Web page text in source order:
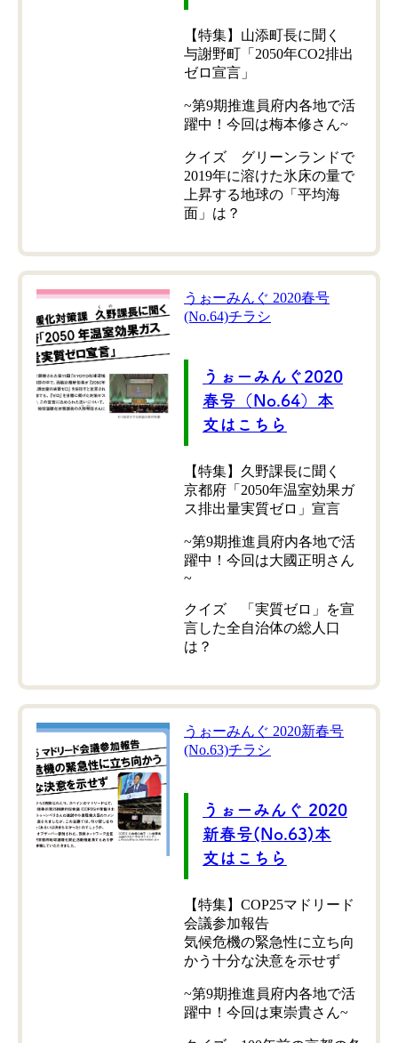
【特集】山添町長に聞く
与謝野町「2050年CO2排出
ゼロ宣言」
~第9期推進員府内各地で活
躍中！今回は梅本修さん~
クイズ グリーンランドで
2019年に溶けた氷床の量で
上昇する地球の「平均海
面」は？
うぉーみんぐ 2020春号
(No.64)チラシ
うぉーみんぐ2020
春号（No.64）本
文はこちら
【特集】久野課長に聞く
京都府「2050年温室効果ガ
ス排出量実質ゼロ」宣言
~第9期推進員府内各地で活
躍中！今回は大國正明さん
~
クイズ 「実質ゼロ」を宣
言した全自治体の総人口
は？
うぉーみんぐ 2020新春号
(No.63)チラシ
うぉーみんぐ 2020
新春号(No.63)本
文はこちら
【特集】COP25マドリード
会議参加報告
気候危機の緊急性に立ち向
かう十分な決意を示せず
~第9期推進員府内各地で活
躍中！今回は東崇貴さん~